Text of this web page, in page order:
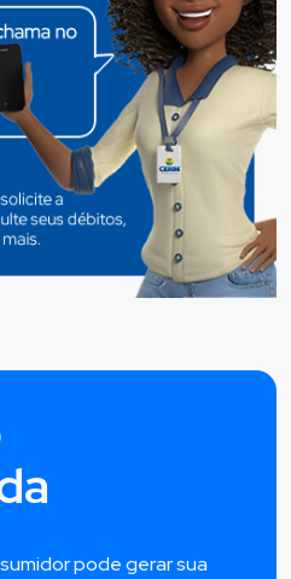
pode gerar sua